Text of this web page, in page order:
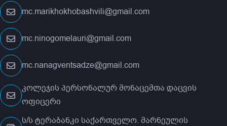
mc.marikhokhobashvili@gmail.com
mc.ninogomelauri@gmail.com
mc.nanagventsadze@gmail.com
კოლეჯის პერსონალურ მონაცემთა დაცვის
ოფიცერი
ს/ს ტერაბანკი საქართველო. მარნეულის